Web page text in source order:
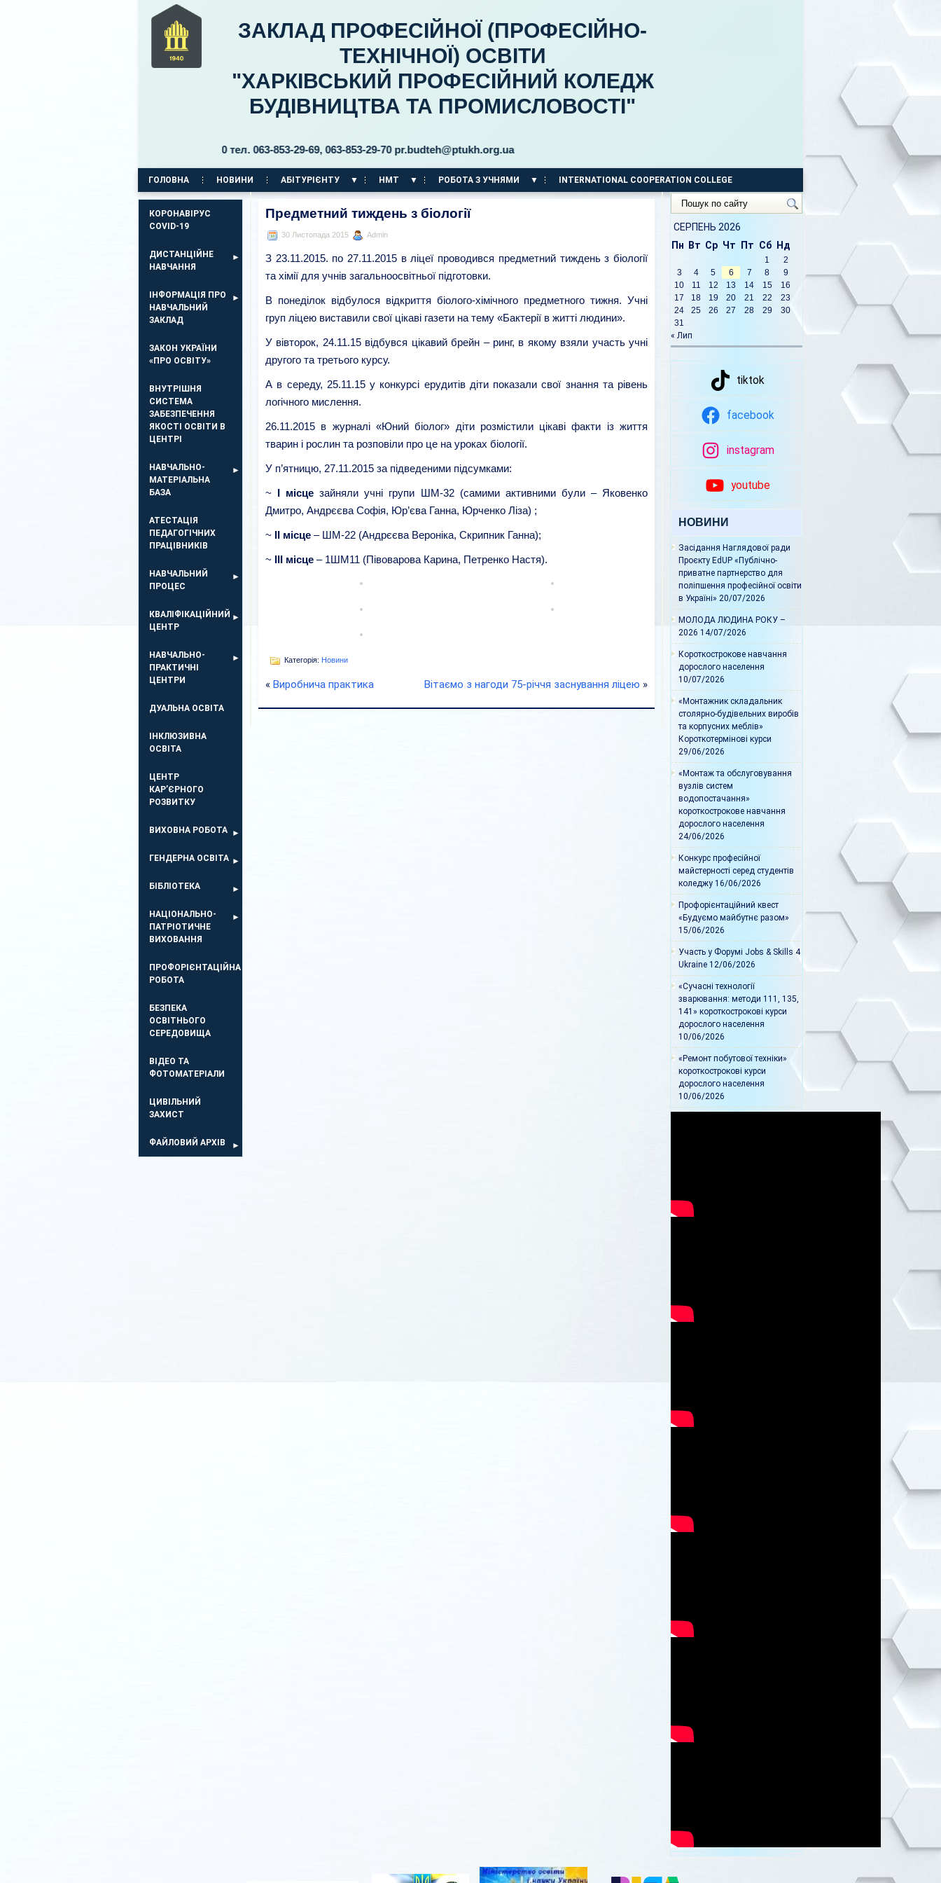
ЗАКЛАД ПРОФЕСІЙНОЇ (ПРОФЕСІЙНО-
ТЕХНІЧНОЇ) ОСВІТИ
"ХАРКІВСЬКИЙ ПРОФЕСІЙНИЙ КОЛЕДЖ
БУДІВНИЦТВА ТА ПРОМИСЛОВОСТІ"
11, бульвар Б. Хмельницького, 30 тел. 063-853-29-69, 063-853-29-70 pr.budteh@ptukh.org.ua
ГОЛОВНА НОВИНИ АБІТУРІЄНТУ НМТ РОБОТА З УЧНЯМИ INTERNATIONAL COOPERATION COLLEGE
КОРОНАВІРУС
COVID-19
ДИСТАНЦІЙНЕ
НАВЧАННЯ
ІНФОРМАЦІЯ ПРО
НАВЧАЛЬНИЙ
ЗАКЛАД
ЗАКОН УКРАЇНИ
«ПРО ОСВІТУ»
ВНУТРІШНЯ
СИСТЕМА
ЗАБЕЗПЕЧЕННЯ
ЯКОСТІ ОСВІТИ В
ЦЕНТРІ
НАВЧАЛЬНО-
МАТЕРІАЛЬНА
БАЗА
АТЕСТАЦІЯ
ПЕДАГОГІЧНИХ
ПРАЦІВНИКІВ
НАВЧАЛЬНИЙ
ПРОЦЕС
КВАЛІФІКАЦІЙНИЙ
ЦЕНТР
НАВЧАЛЬНО-
ПРАКТИЧНІ
ЦЕНТРИ
ДУАЛЬНА ОСВІТА
ІНКЛЮЗИВНА
ОСВІТА
ЦЕНТР
КАР’ЄРНОГО
РОЗВИТКУ
ВИХОВНА РОБОТА
ГЕНДЕРНА ОСВІТА
БІБЛІОТЕКА
НАЦІОНАЛЬНО-
ПАТРІОТИЧНЕ
ВИХОВАННЯ
ПРОФОРІЄНТАЦІЙНА
РОБОТА
БЕЗПЕКА
ОСВIТНЬОГО
СЕРЕДОВИЩА
ВІДЕО ТА
ФОТОМАТЕРІАЛИ
ЦИВІЛЬНИЙ
ЗАХИСТ
ФАЙЛОВИЙ АРХІВ
Предметний тиждень з біології
30 Листопада 2015 Admin
З 23.11.2015. по 27.11.2015 в ліцеї проводився предметний тиждень з біології
та хімії для учнів загальноосвітньої підготовки.
В понеділок відбулося відкриття біолого-хімічного предметного тижня. Учні
груп ліцею виставили свої цікаві газети на тему «Бактерії в житті людини».
У вівторок, 24.11.15 відбувся цікавий брейн – ринг, в якому взяли участь учні
другого та третього курсу.
А в середу, 25.11.15 у конкурсі ерудитів діти показали свої знання та рівень
логічного мислення.
26.11.2015 в журналі «Юний біолог» діти розмістили цікаві факти із життя
тварин і рослин та розповіли про це на уроках біології.
У п’ятницю, 27.11.2015 за підведеними підсумками:
~ І місце зайняли учні групи ШМ-32 (самими активними були – Яковенко
Дмитро, Андрєєва Софія, Юр’єва Ганна, Юрченко Ліза) ;
~ ІІ місце – ШМ-22 (Андрєєва Вероніка, Скрипник Ганна);
~ ІІІ місце – 1ШМ11 (Півоварова Карина, Петренко Настя).
Категорія: Новини
« Виробнича практика Вітаємо з нагоди 75-річчя заснування ліцею »
Пошук
по
сайту
СЕРПЕНЬ 2026
Пн
Вт Ср Чт Пт Сб Нд
1
2
3
4 5 6 7 8
9
10
11 12 13 14 15
16
17
18 19 20 21 22
23
24
25 26 27 28 29
30
31
« Лип
tiktok
facebook
instagram
youtube
НОВИНИ
Засідання Наглядової ради
Проєкту EdUP «Публічно-
приватне партнерство для
поліпшення професійної освіти
в Україні» 20/07/2026
МОЛОДА ЛЮДИНА РОКУ –
2026 14/07/2026
Короткострокове навчання
дорослого населення
10/07/2026
«Монтажник складальник
столярно-будівельних виробів
та корпусних меблів»
Короткотермінові курси
29/06/2026
«Монтаж та обслуговування
вузлів систем
водопостачання»
короткострокове навчання
дорослого населення
24/06/2026
Конкурс професійної
майстерності серед студентів
коледжу 16/06/2026
Профорієнтаційний квест
«Будуємо майбутнє разом»
15/06/2026
Участь у Форумі Jobs & Skills 4
Ukraine 12/06/2026
«Сучасні технології
зварювання: методи 111, 135,
141» короткострокові курси
дорослого населення
10/06/2026
«Ремонт побутової техніки»
короткострокові курси
дорослого населення
10/06/2026